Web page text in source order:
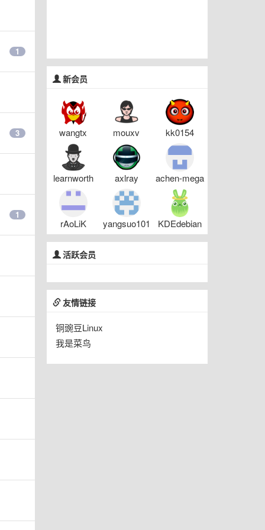
1
3
1
新会员
wangtx mouxv kk0154
learnworth axlray achen-mega
rAoLiK yangsuo101 KDEdebian
活跃会员
友情链接
铜豌豆Linux
我是菜鸟